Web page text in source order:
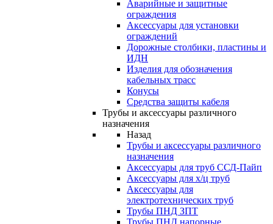
Аварийные и защитные
ограждения
Аксессуары для установки
ограждений
Дорожные столбики, пластины и
ИДН
Изделия для обозначения
кабельных трасс
Конусы
Средства защиты кабеля
Трубы и аксессуары различного
назначения
Назад
Трубы и аксессуары различного
назначения
Аксессуары для труб ССД-Пайп
Аксессуары для х/ц труб
Аксессуары для
электротехнических труб
Трубы ПНД ЗПТ
Трубы ПНД напорные